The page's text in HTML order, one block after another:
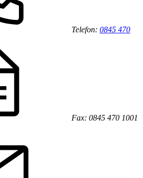
Telefon: 0845 470
Fax: 0845 470 1001